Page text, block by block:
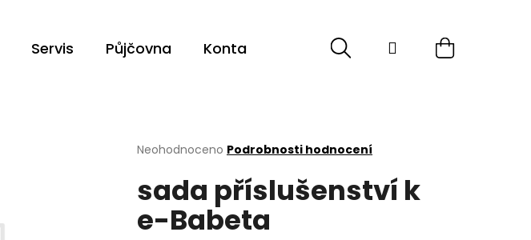
Servis Půjčovna Kontakt Sport Cyklistika
HledatPřihlášeníNákupní
Průměrné
produktu
je
z
Neohodnoceno Podrobnosti hodnocení
sada příslušenství k
e-Babeta